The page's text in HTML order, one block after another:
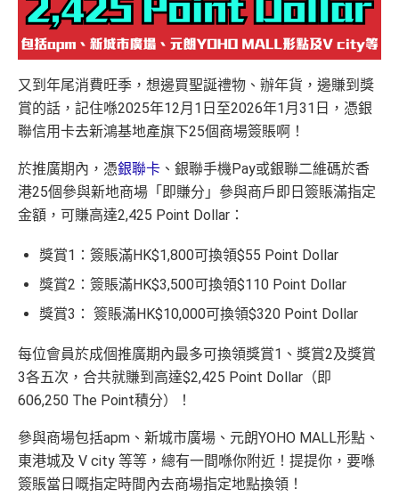
又到年尾消費旺季，想邊買聖誕禮物、辦年貨，邊賺到獎
賞的話，記住喺2025年12月1日至2026年1月31日，憑銀
聯信用卡去新鴻基地產旗下25個商場簽賬啊！
於推廣期內，憑銀聯卡 、銀聯手機Pay或銀聯二維碼於香
港25個參與新地商場「即賺分」參與商戶即日簽賬滿指定
金額，可賺高達2,425 Point Dollar：
獎賞1：簽賬滿HK$1,800可換領$55 Point Dollar
獎賞2：簽賬滿HK$3,500可換領$110 Point Dollar
獎賞3： 簽賬滿HK$10,000可換領$320 Point Dollar
每位會員於成個推廣期內最多可換領獎賞1、獎賞2及獎賞
3各五次，合共就賺到高達$2,425 Point Dollar（即
606,250 The Point積分）！
參與商場包括apm、新城市廣場、元朗YOHO MALL形點、
東港城及 V city 等等，總有一間喺你附近！提提你，要喺
簽賬當日嘅指定時間內去商場指定地點換領！